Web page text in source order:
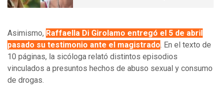
Asimismo, Raffaella Di Girolamo entregó el 5 de abril
pasado su testimonio ante el magistrado. En el texto de
10 páginas, la sicóloga relató distintos episodios
vinculados a presuntos hechos de abuso sexual y consumo
de drogas.